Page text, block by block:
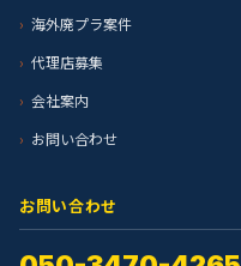
海外廃プラ案件
代理店募集
会社案内
お問い合わせ
お問い合わせ